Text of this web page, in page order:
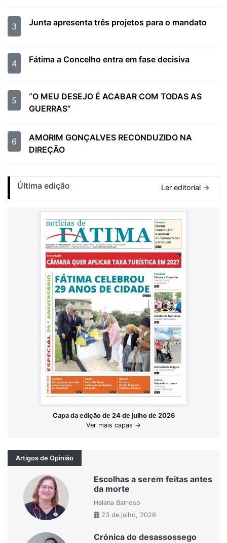
3 Junta apresenta três projetos para o mandato
4 Fátima a Concelho entra em fase decisiva
5
“O MEU DESEJO É ACABAR COM TODAS AS
GUERRAS”
6
AMORIM GONÇALVES RECONDUZIDO NA
DIREÇÃO
Última edição Ler editorial →
Capa da edição de 24 de julho de 2026
Ver mais capas →
Artigos de Opinião
Escolhas a serem feitas antes
da morte
Helena Barroso
23 de julho, 2026
Crónica do desassossego